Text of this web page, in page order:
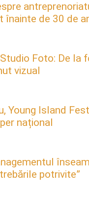
înainte de 30 de
Studio Foto: De
vizual
Young Island
național
potrivite”